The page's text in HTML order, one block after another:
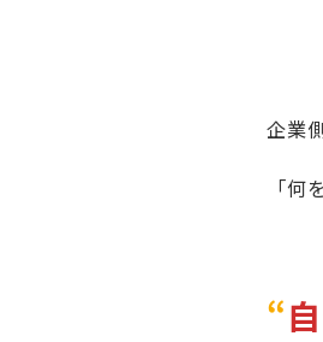
企業
「何
“